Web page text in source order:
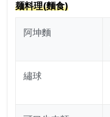
麺料理(麵食)
阿坤麵
繡球